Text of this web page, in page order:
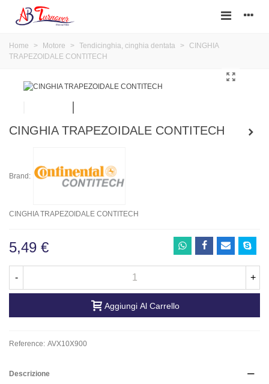
Home > Motore > Tendicinghia, cinghia dentata >
CINGHIA
TRAPEZOIDALE CONTITECH
CINGHIA TRAPEZOIDALE CONTITECH
Brand:
CINGHIA TRAPEZOIDALE CONTITECH
5,49 €
- +
Aggiungi Al Carrello
Reference: AVX10X900
Descrizione